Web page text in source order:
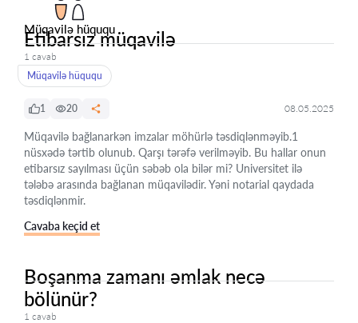
Müqavilə hüququ
Etibarsız müqavilə
1 cavab
Müqavilə hüququ
1 20 08.05.2025
Müqavilə bağlanarkən imzalar möhürlə təsdiqlənməyib.1
nüsxədə tərtib olunub. Qarşı tərəfə verilməyib. Bu hallar onun
etibarsız sayılması üçün səbəb ola bilər mi? Universitet ilə
tələbə arasında bağlanan müqavilədir. Yəni notarial qaydada
təsdiqlənmir.
Cavaba keçid et
Boşanma zamanı əmlak necə
bölünür?
1 cavab